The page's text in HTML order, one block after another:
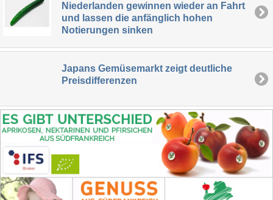
Niederlanden gewinnen wieder an Fahrt
und lassen die anfänglich hohen
Notierungen sinken
Japans Gemüsemarkt zeigt deutliche
Preisdifferenzen